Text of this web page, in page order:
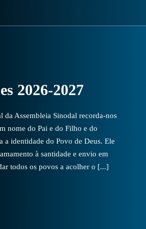
2026-2027
da Assembleia Sinodal recorda-nos
nome do Pai e do Filho e do
a identidade do Povo de Deus. Ele
à santidade e envio em
todos os povos a acolher o [...]